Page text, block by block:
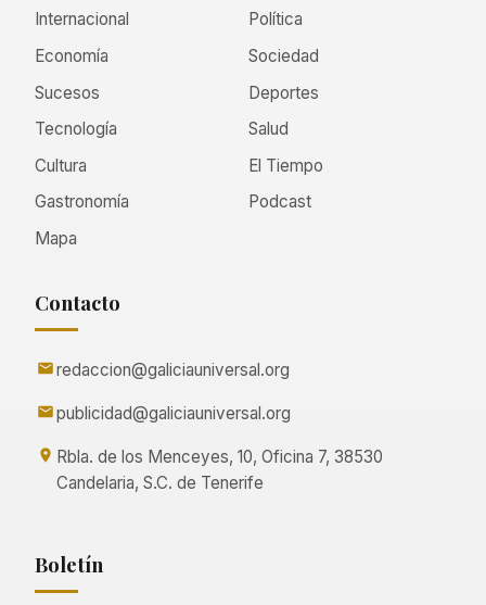
Internacional
Política
Economía
Sociedad
Sucesos
Deportes
Tecnología
Salud
Cultura
El Tiempo
Gastronomía
Podcast
Mapa
Contacto
redaccion@galiciauniversal.org
publicidad@galiciauniversal.org
Rbla. de los Menceyes, 10, Oficina 7, 38530
Candelaria, S.C. de Tenerife
Boletín